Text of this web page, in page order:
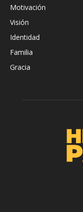
Motivación
Visión
Identidad
Familia
Gracia